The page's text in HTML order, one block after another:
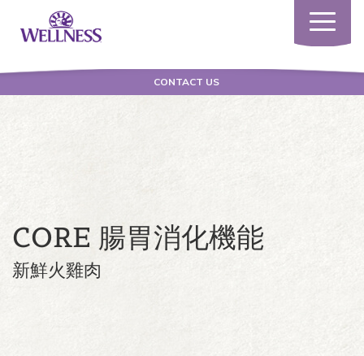
Toggle
CONTACT US
CORE 腸胃消化機能
新鮮火雞肉